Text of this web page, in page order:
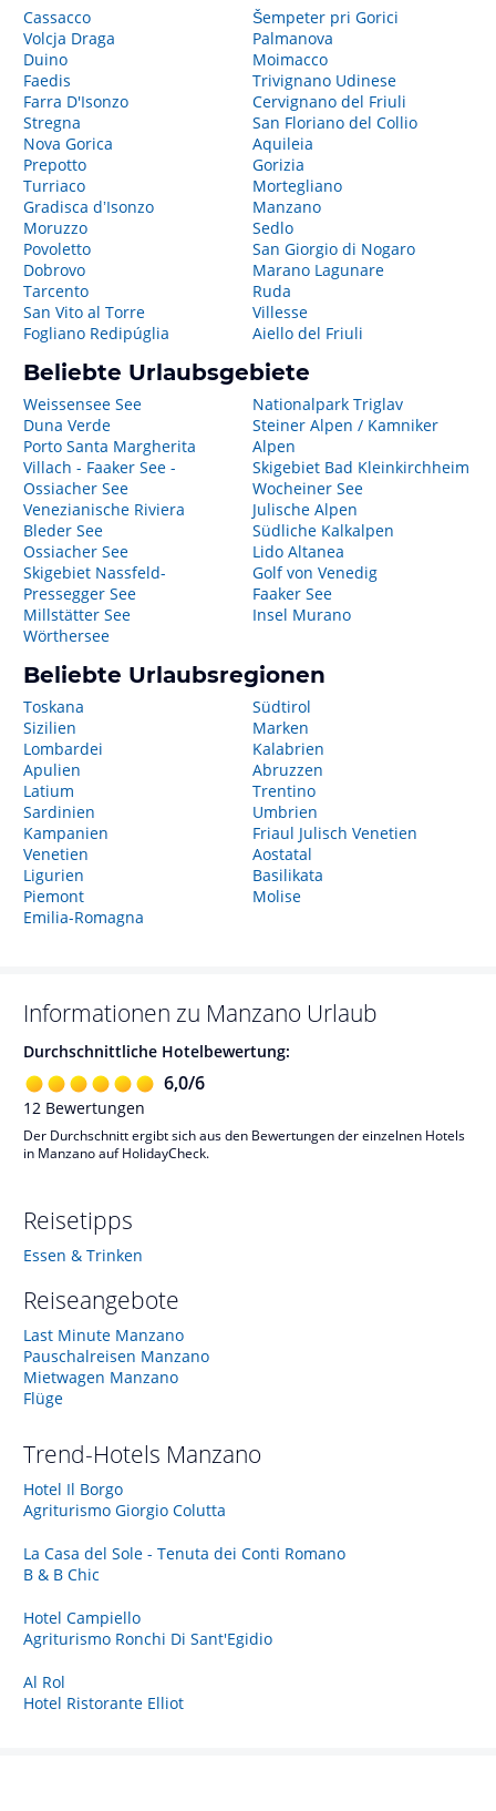
Cassacco
Volcja Draga
Duino
Faedis
Farra D'Isonzo
Stregna
Nova Gorica
Prepotto
Turriaco
Gradisca dʼIsonzo
Moruzzo
Povoletto
Dobrovo
Tarcento
San Vito al Torre
Fogliano Redipúglia
Šempeter pri Gorici
Palmanova
Moimacco
Trivignano Udinese
Cervignano del Friuli
San Floriano del Collio
Aquileia
Gorizia
Mortegliano
Manzano
Sedlo
San Giorgio di Nogaro
Marano Lagunare
Ruda
Villesse
Aiello del Friuli
Beliebte Urlaubsgebiete
Weissensee See
Duna Verde
Porto Santa Margherita
Villach - Faaker See -
Ossiacher See
Venezianische Riviera
Bleder See
Ossiacher See
Skigebiet Nassfeld-
Pressegger See
Millstätter See
Wörthersee
Nationalpark Triglav
Steiner Alpen / Kamniker
Alpen
Skigebiet Bad Kleinkirchheim
Wocheiner See
Julische Alpen
Südliche Kalkalpen
Lido Altanea
Golf von Venedig
Faaker See
Insel Murano
Beliebte Urlaubsregionen
Toskana
Sizilien
Lombardei
Apulien
Latium
Sardinien
Kampanien
Venetien
Ligurien
Piemont
Emilia-Romagna
Südtirol
Marken
Kalabrien
Abruzzen
Trentino
Umbrien
Friaul Julisch Venetien
Aostatal
Basilikata
Molise
Informationen zu Manzano Urlaub
Durchschnittliche Hotelbewertung:
6,0/6
12 Bewertungen
Der Durchschnitt ergibt sich aus den Bewertungen der einzelnen Hotels
in Manzano auf HolidayCheck.
Reisetipps
Essen & Trinken
Reiseangebote
Last Minute Manzano
Pauschalreisen Manzano
Mietwagen Manzano
Flüge
Trend-Hotels Manzano
Hotel Il Borgo
Agriturismo Giorgio Colutta
La Casa del Sole - Tenuta dei Conti Romano
B & B Chic
Hotel Campiello
Agriturismo Ronchi Di Sant'Egidio
Al Rol
Hotel Ristorante Elliot